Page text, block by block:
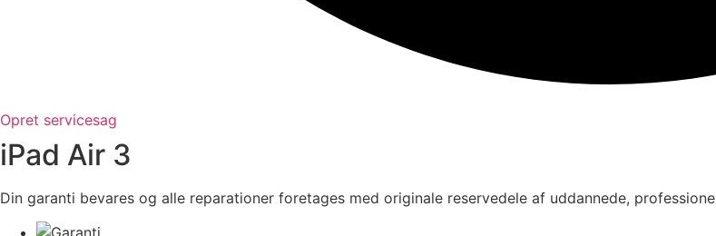
Opret servicesag
iPad Air 3
Din garanti bevares og alle reparationer foretages med originale reservedele af uddannede,